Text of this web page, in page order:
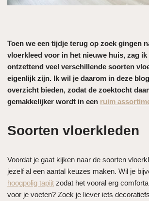
Toen we een tijdje terug op zoek gingen
vloerkleed voor in het nieuwe huis, zag ik
ontzettend veel verschillende soorten
eigenlijk zijn. Ik wil je daarom in deze
overzicht bieden, zodat de zoektocht
gemakkelijker wordt in een ruim
Soorten vloerkleden
Voordat je gaat kijken naar de soorten
jezelf al een aantal keuzes maken. Wil je
hoogpolig tapijt zodat het vooral erg
voor je voeten? Zoek je liever iets